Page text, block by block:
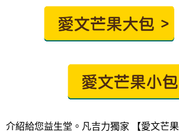
介紹給您益生堂。凡吉力獨家 【愛文芒果